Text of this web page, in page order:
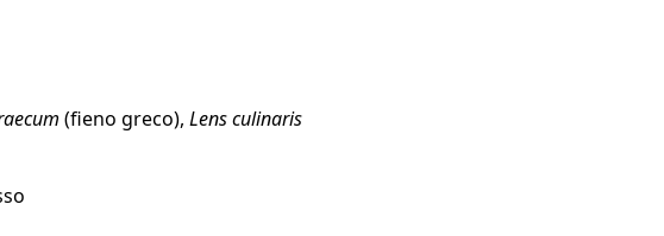
(fieno greco), Lens culinaris